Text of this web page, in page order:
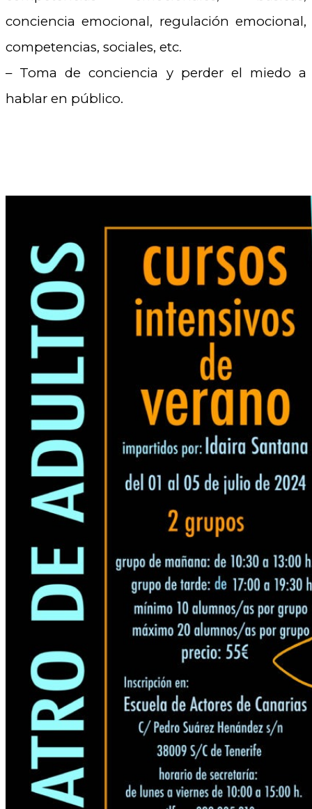
conciencia emocional, regulación emocional,
competencias, sociales, etc.
– Toma de conciencia y perder el miedo a
hablar en público.